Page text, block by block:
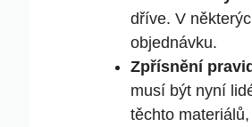
dříve. V
objednávku.
Zpřísnění
musí být nyní
těchto